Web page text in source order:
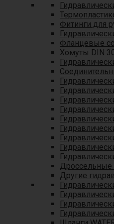
Фитинги для
Фланцевые
Хомуты DIN
Дроссельные
Другие